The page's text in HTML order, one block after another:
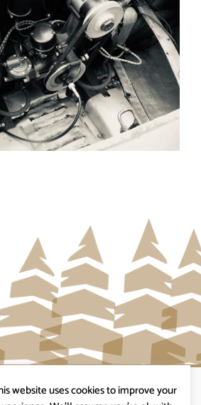
bvba|Beverstraat 18, 9400 Ninove
website uses cookies to improve your